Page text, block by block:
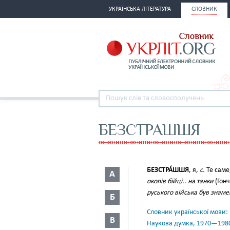
УКРАЇНСЬКА ЛІТЕРАТУРА СЛОВНИК
БЕЗСТРАШШЯ
А
Б
В
БЕЗСТРА́ШШЯ, я, с. Те
окопів бійці.. на танки
руського війська був
Словник української
Наукова думка,